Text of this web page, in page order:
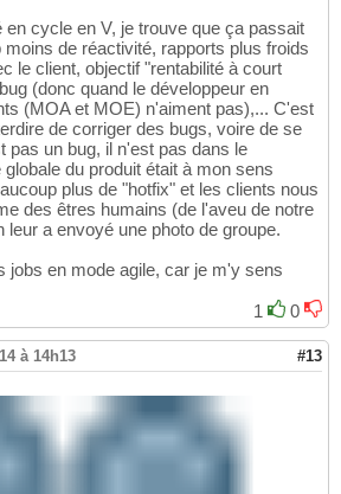
en cycle en V, je trouve que ça passait
de réactivité, rapports plus froids
le client, objectif "rentabilité à court
(donc quand le développeur en
(MOA et MOE) n'aiment pas),... C'est
de corriger des bugs, voire de se
pas un bug, il n'est pas dans le
du produit était à mon sens
plus de "hotfix" et les clients nous
des êtres humains (de l'aveu de notre
leur a envoyé une photo de groupe.
jobs en mode agile, car je m'y sens
1
0
à 14h13 #13